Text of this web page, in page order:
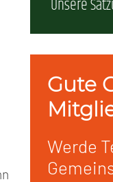
Unsere
Gute
Werde